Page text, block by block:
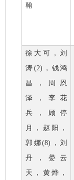
翰
徐大可，刘
涛 (2) ，钱鸿
昌，周恩
泽，李花
兵，顾停
月，赵阳，
郭娜(8) ，刘
丹，娄云
天，黄烨，